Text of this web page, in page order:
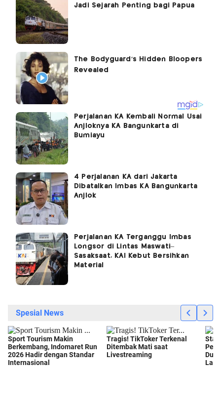
Jadi Sejarah Penting bagi Papua
Perjalanan KA Kembali Normal Usai
Anjloknya KA Bangunkarta di
Bumiayu
4 Perjalanan KA dari Jakarta
Dibatalkan Imbas KA Bangunkarta
Anjlok
Perjalanan KA Terganggu Imbas
Longsor di Lintas Maswati–
Sasaksaat, KAI Kebut Bersihkan
Material